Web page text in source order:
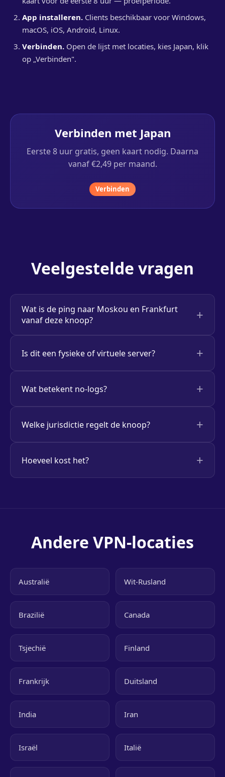
App installeren. Clients beschikbaar voor Windows,
macOS, iOS, Android, Linux.
Verbinden. Open de lijst met locaties, kies Japan, klik
op „Verbinden".
Verbinden met Japan
Eerste 8 uur gratis, geen kaart nodig. Daarna
vanaf €2,49 per maand.
Verbinden
Veelgestelde vragen
Wat is de ping naar Moskou en Frankfurt
vanaf deze knoop?
Is dit een fysieke of virtuele server?
Wat betekent no-logs?
Welke jurisdictie regelt de knoop?
Hoeveel kost het?
Andere VPN-locaties
Australië Wit-Rusland
Brazilië Canada
Tsjechië Finland
Frankrijk Duitsland
India Iran
Israël Italië